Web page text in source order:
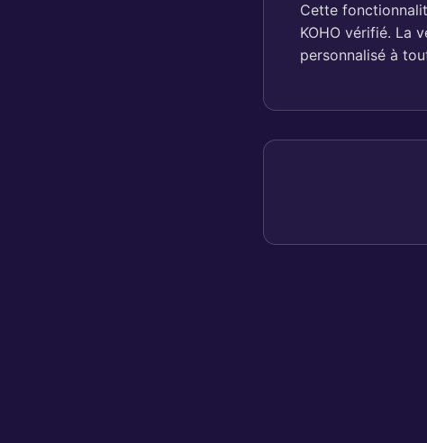
Cette
KOHO vérifié. La
personnalisé à